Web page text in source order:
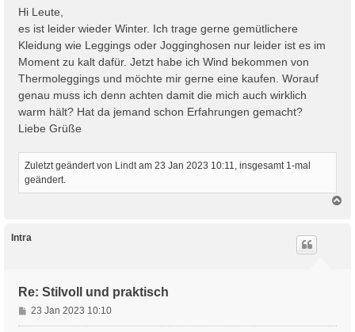
i
r
a
g
Hi Leute,
es ist leider wieder Winter. Ich trage gerne gemütlichere
Kleidung wie Leggings oder Jogginghosen nur leider ist es im
Moment zu kalt dafür. Jetzt habe ich Wind bekommen von
Thermoleggings und möchte mir gerne eine kaufen. Worauf
genau muss ich denn achten damit die mich auch wirklich
warm hält? Hat da jemand schon Erfahrungen gemacht?
Liebe Grüße
Zuletzt geändert von Lindt am 23 Jan 2023 10:11, insgesamt 1-mal
geändert.
Intra
Re: Stilvoll und praktisch
B
e
23 Jan 2023 10:10